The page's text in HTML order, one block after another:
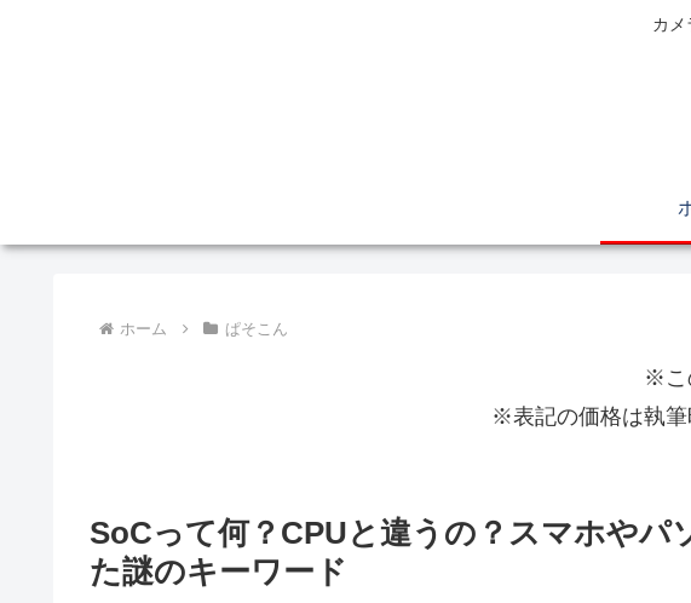
カメ
ホーム ぱそこん
※こ
※表記の価格は執筆
SoCって何？CPUと違うの？スマホやパ
た謎のキーワード